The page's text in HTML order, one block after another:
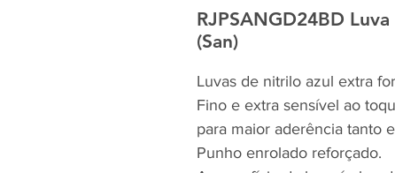
RJPSANGD24BD
(San)
Luvas de nitrilo azul extra
Fino e extra sensível ao
para maior aderência tanto
Punho enrolado reforçado.